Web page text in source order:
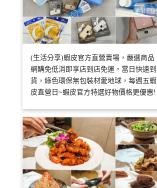
(生活分享)蝦皮官方直營賣場，嚴選商品
網購免低消即享店到店免運，當日快速到
貨，綠色環保無包裝材愛地球，每週五蝦
皮直營日~蝦皮官方特選好物價格更優惠!